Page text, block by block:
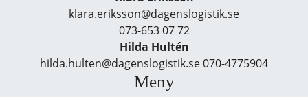
klara.eriksson@dagenslogistik.se
073-653 07 72
Hilda Hultén
hilda.hulten@dagenslogistik.se 070-4775904
Meny